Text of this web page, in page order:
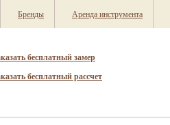
Бренды Аренда инструмента
бесплатный замер
бесплатный рассчет